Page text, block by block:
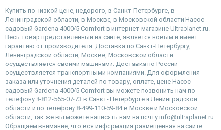
Купить по низкой цене, недорого, в Санкт-Петербурге, в
Ленинградской области, в Москве, в Московской области Насос
садовый Gardena 4000/5 Comfort в интернет-магазине Ultraplanet.ru.
Весь товар представленный на сайте, является новым и имеет
гарантию от производителя. Доставка по Санкт-Петербургу,
Ленинградской области, Москве, Московской области
осуществляется своими машинами. Доставка по России
осуществляется транспортными компаниями. Для оформления
заказа или уточнения деталей по товару, оплате, цене Насос
садовый Gardena 4000/5 Comfort вы можете позвонить нам по
телефону 8-812-565-07-73 в Санкт- Петербурге и Ленинградской
области и по телефону 8-499-110-59-84 в Москве и Московской
области, так же вы можете написать нам на почту info@ultraplanet.ru.
Обращаем внимание, что вся информация размещенная на сайте